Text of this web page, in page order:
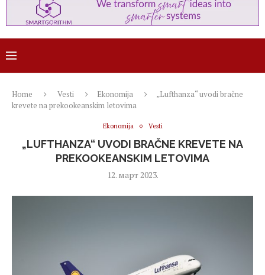
Home Vesti Ekonomija
„Lufthanza“ uvodi bračne
krevete na prekookeanskim letovima
Ekonomija Vesti
„LUFTHANZA“ UVODI BRAČNE KREVETE NA
PREKOOKEANSKIM LETOVIMA
12. март 2023.